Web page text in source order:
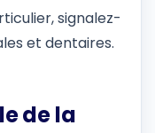
signalez-
et dentaires.
de la